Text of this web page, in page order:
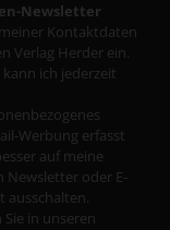
Newsletter
Kontaktdaten
Verlag Herder ein.
ich jederzeit
Werbung erfasst
auf meine
Newsletter oder E-
ausschalten.
in unseren